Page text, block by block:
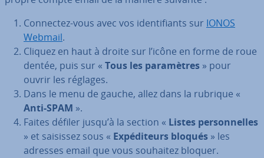
Connectez-vous avec vos iden­ti­fiants sur IONOS
Webmail.
Cliquez en haut à droite sur l’icône en forme de roue
dentée, puis sur « Tous les pa­ra­mètres » pour
ouvrir les réglages.
Dans le menu de gauche, allez dans la rubrique «
Anti-SPAM ».
Faites défiler jusqu’à la section « Listes per­son­nelles
» et saisissez sous « Ex­pé­di­teurs bloqués » les
adresses email que vous souhaitez bloquer.